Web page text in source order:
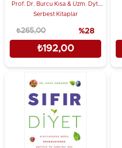
Prof. Dr. Burcu Kısa & Uzm. Dyt.
Dilan Dalgıç
Serbest Kitaplar
₺192,00
₺265,00 %28